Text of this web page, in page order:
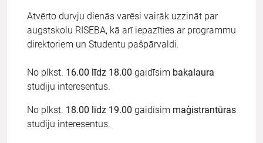
Atvērto durvju dienās varēsi vairāk uzzināt par
augstskolu RISEBA, kā arī iepazīties ar programmu
direktoriem un Studentu pašpārvaldi.
No plkst. 16.00 līdz 18.00 gaidīsim bakalaura
studiju interesentus.
No plkst. 18.00 līdz 19.00 gaidīsim maģistrantūras
studiju interesentus.